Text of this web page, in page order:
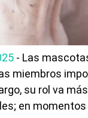
- Las
miembros
su rol va
en momentos